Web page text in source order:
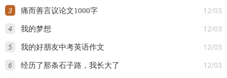
3 12/03
痛而善言议论文1000字
4 12/03
我的梦想
5 12/03
我的好朋友中考英语作文
6 12/03
经历了那条石子路，我长大了